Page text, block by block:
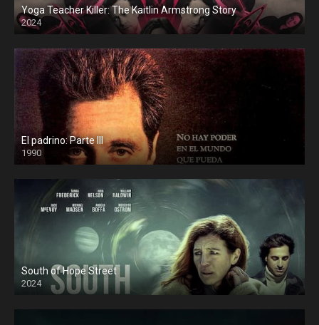
Yoga Teacher Killer: The Kaitlin Armstrong Story
2024
El padrino: Parte III
1990
South of Hope Street
2024